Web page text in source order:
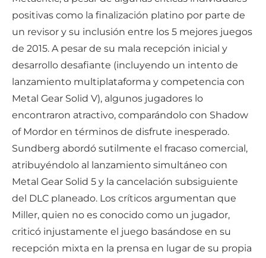
positivas como la finalización platino por parte de
un revisor y su inclusión entre los 5 mejores juegos
de 2015. A pesar de su mala recepción inicial y
desarrollo desafiante (incluyendo un intento de
lanzamiento multiplataforma y competencia con
Metal Gear Solid V), algunos jugadores lo
encontraron atractivo, comparándolo con Shadow
of Mordor en términos de disfrute inesperado.
Sundberg abordó sutilmente el fracaso comercial,
atribuyéndolo al lanzamiento simultáneo con
Metal Gear Solid 5 y la cancelación subsiguiente
del DLC planeado. Los críticos argumentan que
Miller, quien no es conocido como un jugador,
criticó injustamente el juego basándose en su
recepción mixta en la prensa en lugar de su propia